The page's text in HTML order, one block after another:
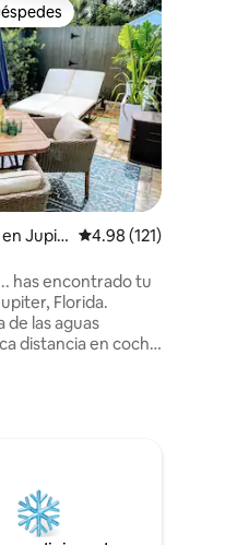
reseñas
preferido
en Jupit
Calificación promedio:
4.98 (121)
has encontrado tu
Florida.
de las aguas
distancia en coche
vírgenes,
es un alquiler de
de playas,
de tenis y
opciones